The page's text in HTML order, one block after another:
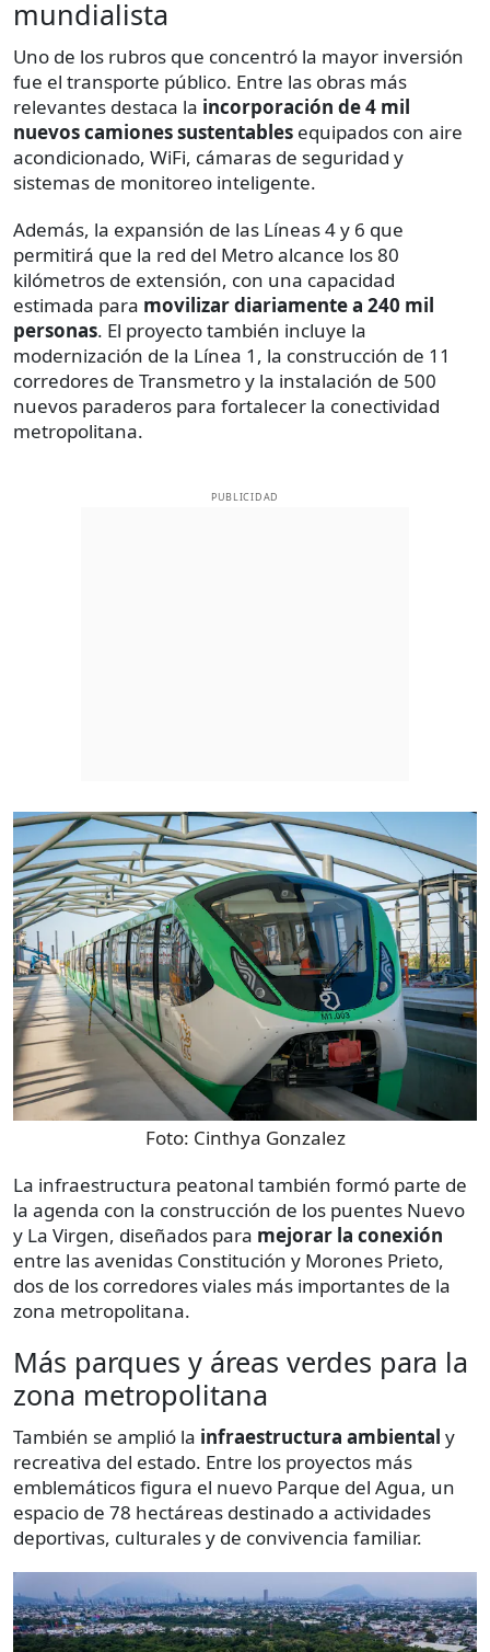
mundialista
Uno de los rubros que concentró la mayor inversión
fue el transporte público. Entre las obras más
relevantes destaca la incorporación de 4 mil
nuevos camiones sustentables equipados con aire
acondicionado, WiFi, cámaras de seguridad y
sistemas de monitoreo inteligente.
Además, la expansión de las Líneas 4 y 6 que
permitirá que la red del Metro alcance los 80
kilómetros de extensión, con una capacidad
estimada para movilizar diariamente a 240 mil
personas. El proyecto también incluye la
modernización de la Línea 1, la construcción de 11
corredores de Transmetro y la instalación de 500
nuevos paraderos para fortalecer la conectividad
metropolitana.
PUBLICIDAD
Foto: Cinthya Gonzalez
La infraestructura peatonal también formó parte de
la agenda con la construcción de los puentes Nuevo
y La Virgen, diseñados para mejorar la conexión
entre las avenidas Constitución y Morones Prieto,
dos de los corredores viales más importantes de la
zona metropolitana.
Más parques y áreas verdes para la
zona metropolitana
También se amplió la infraestructura ambiental y
recreativa del estado. Entre los proyectos más
emblemáticos figura el nuevo Parque del Agua, un
espacio de 78 hectáreas destinado a actividades
deportivas, culturales y de convivencia familiar.